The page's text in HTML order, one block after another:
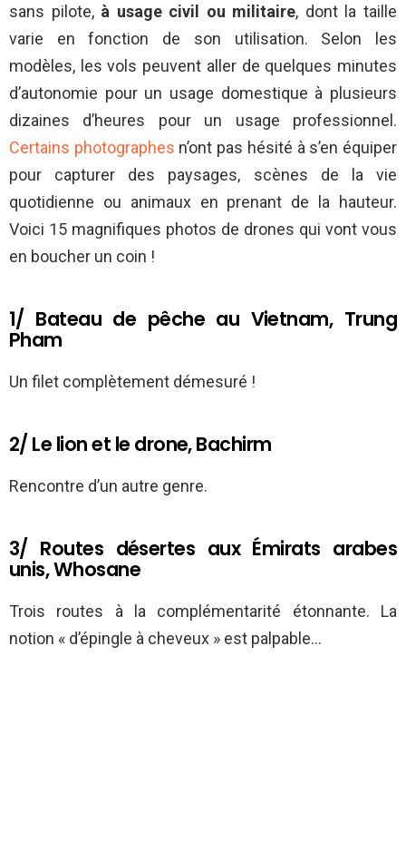
sans pilote, à usage civil ou militaire, dont la taille
varie en fonction de son utilisation. Selon les
modèles, les vols peuvent aller de quelques minutes
d’autonomie pour un usage domestique à plusieurs
dizaines d’heures pour un usage professionnel.
Certains photographes n’ont pas hésité à s’en équiper
pour capturer des paysages, scènes de la vie
quotidienne ou animaux en prenant de la hauteur.
Voici 15 magnifiques photos de drones qui vont vous
en boucher un coin !
1/ Bateau de pêche au Vietnam, Trung
Pham
Un filet complètement démesuré !
2/ Le lion et le drone, Bachirm
Rencontre d’un autre genre.
3/ Routes désertes aux Émirats arabes
unis, Whosane
Trois routes à la complémentarité étonnante. La
notion « d’épingle à cheveux » est palpable…